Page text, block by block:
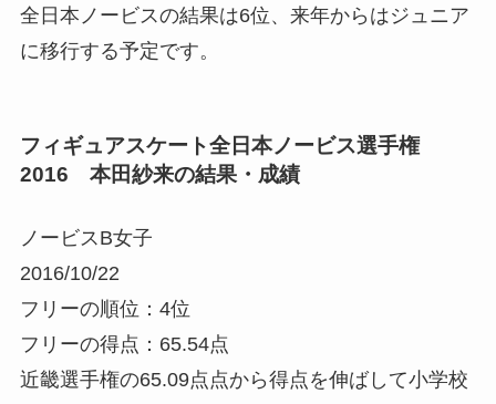
全日本ノービスの結果は6位、来年からはジュニア
に移行する予定です。
フィギュアスケート全日本ノービス選手権
2016 本田紗来の結果・成績
ノービスB女子
2016/10/22
フリーの順位：4位
フリーの得点：65.54点
近畿選手権の65.09点点から得点を伸ばして小学校